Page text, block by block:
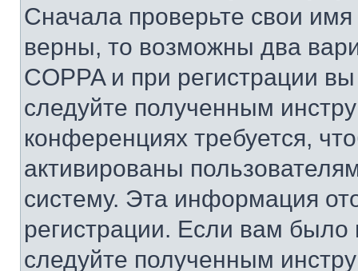
Сначала проверьте свои
верны, то возможны два
COPPA и при регистрации
следуйте полученным
конференциях требуется,
активированы
систему. Эта информация
регистрации. Если вам
следуйте полученным